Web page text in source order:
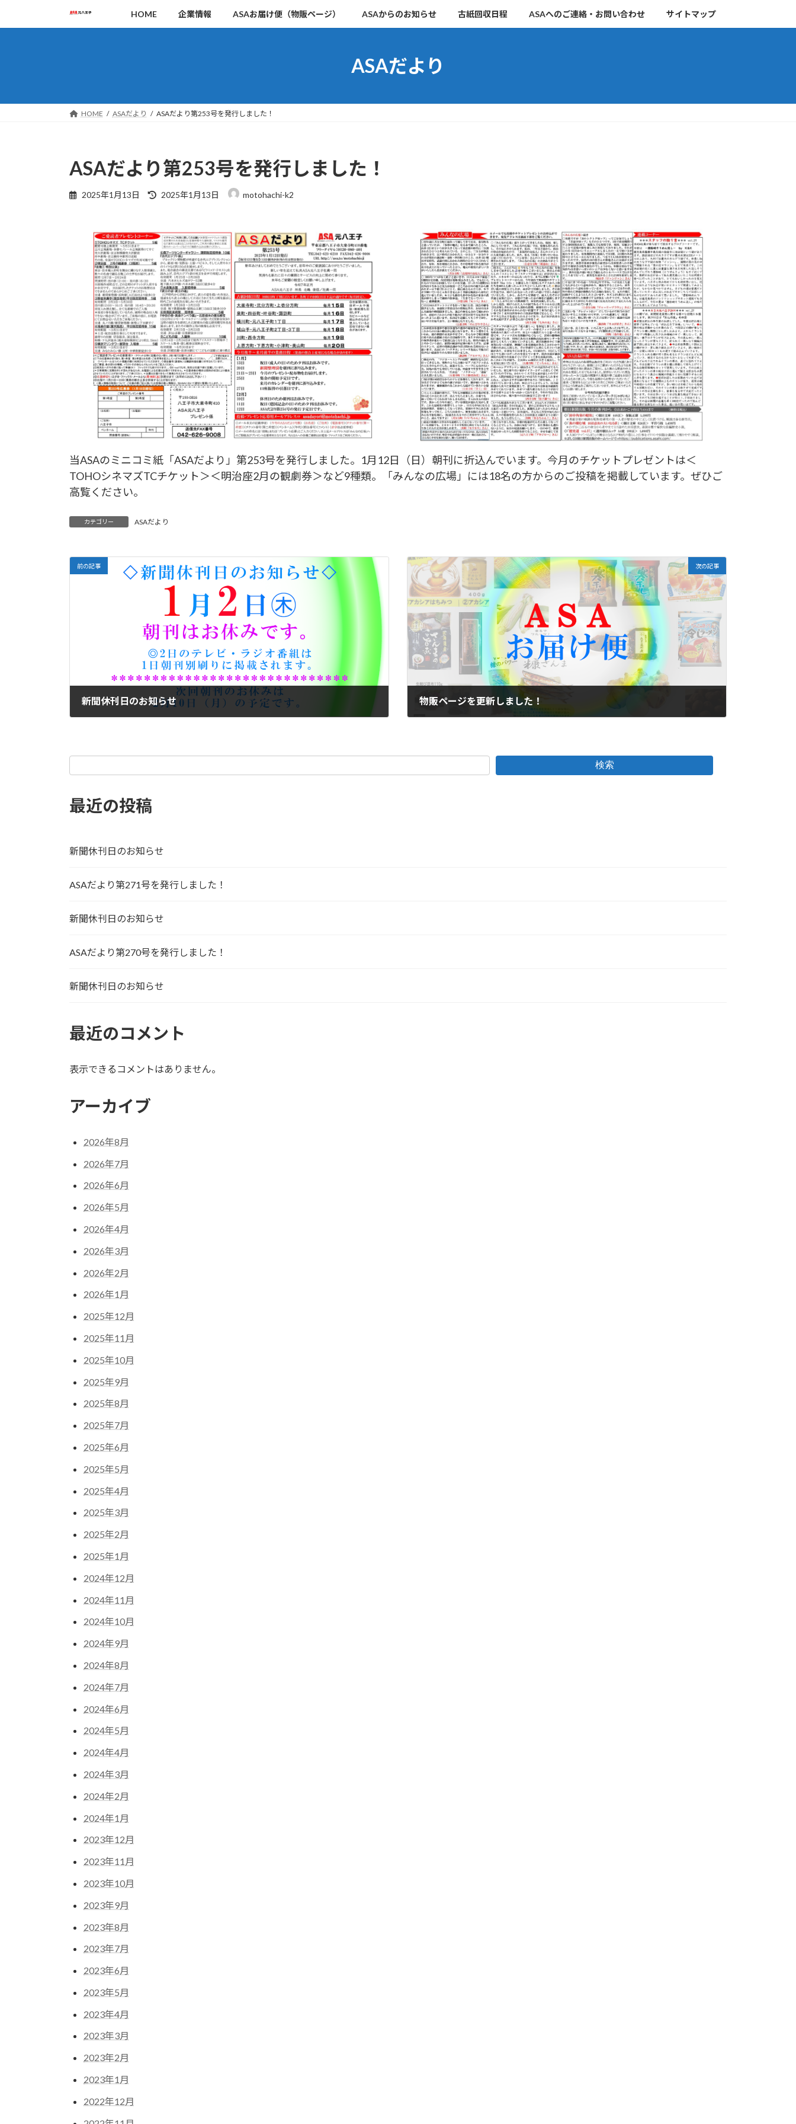
キ
に
HOME 企業情報 ASAお届け便（物販ページ） ASAからのお知らせ 古紙回収日程 ASAへのご連絡・お問い合わせ サイトマップ
ASAだより
HOME ASAだより ASAだより第253号を発行しました！
ASAだより第253号を発行しました！
2025年1月13日
最
日
時
:
2025年1月13日 motohachi-k2
当ASAのミニコミ紙「ASAだより」第253号を発行しました。1月12日（日）朝刊に折込んでいます。今月のチケットプレゼントは＜
TOHOシネマズTCチケット＞＜明治座2月の観劇券＞など9種類。「みんなの広場」には18名の方からのご投稿を掲載しています。ぜひご
高覧ください。
カテゴリー ASAだより
前の記事
新聞休刊日のお知らせ
次の記事
物販ページを更新しました！
検索
最近の投稿
新聞休刊日のお知らせ
ASAだより第271号を発行しました！
新聞休刊日のお知らせ
ASAだより第270号を発行しました！
新聞休刊日のお知らせ
最近のコメント
表示できるコメントはありません。
アーカイブ
2026年8月
2026年7月
2026年6月
2026年5月
2026年4月
2026年3月
2026年2月
2026年1月
2025年12月
2025年11月
2025年10月
2025年9月
2025年8月
2025年7月
2025年6月
2025年5月
2025年4月
2025年3月
2025年2月
2025年1月
2024年12月
2024年11月
2024年10月
2024年9月
2024年8月
2024年7月
2024年6月
2024年5月
2024年4月
2024年3月
2024年2月
2024年1月
2023年12月
2023年11月
2023年10月
2023年9月
2023年8月
2023年7月
2023年6月
2023年5月
2023年4月
2023年3月
2023年2月
2023年1月
2022年12月